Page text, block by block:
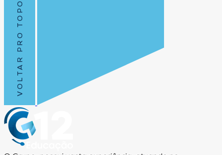
VOLTAR PRO TOPO